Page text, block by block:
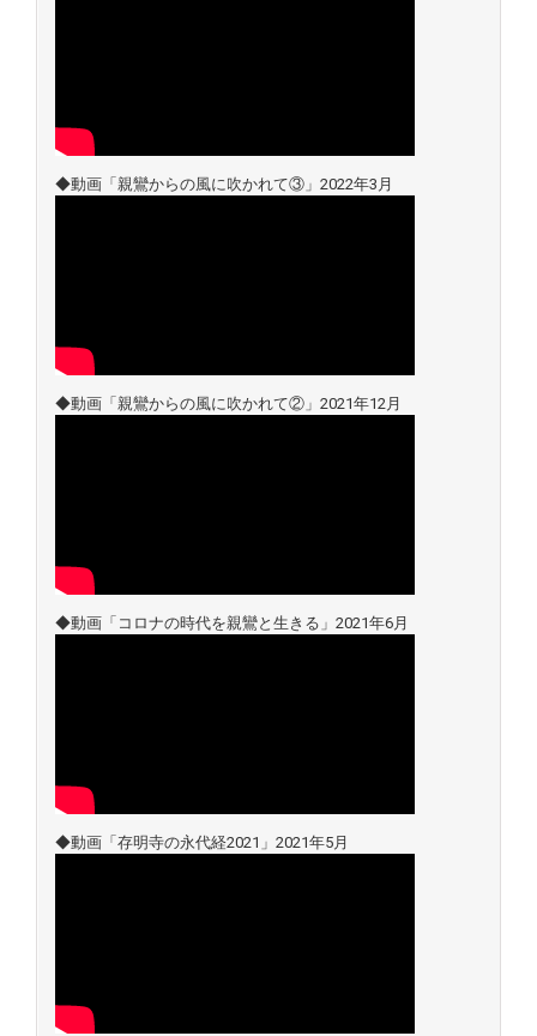
◆動画「親鸞からの風に吹かれて③」2022年3月
◆動画「親鸞からの風に吹かれて②」2021年12月
◆動画「コロナの時代を親鸞と生きる」2021年6月
◆動画「存明寺の永代経2021」2021年5月